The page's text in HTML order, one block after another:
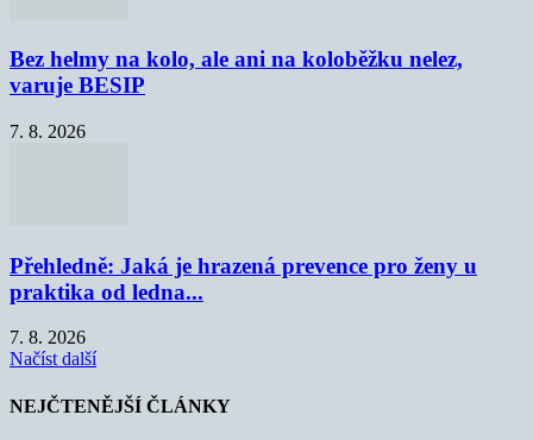
Bez helmy na kolo, ale ani na koloběžku nelez,
varuje BESIP
7. 8. 2026
Přehledně: Jaká je hrazená prevence pro ženy u
praktika od ledna...
7. 8. 2026
Načíst další
NEJČTENĚJŠÍ ČLÁNKY